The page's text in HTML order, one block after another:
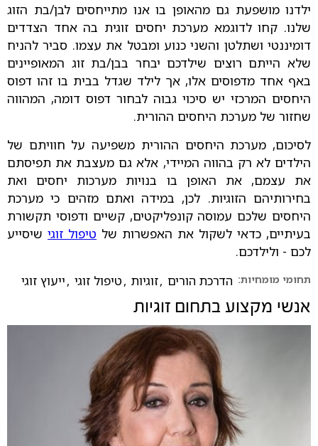
ילדנו מושפעת גם מהאופן בו אנו מתייחסים לבן/בת הזוג
שלנו. קחו לדוגמא מערכת יחסים זוגית בה אחד הצדדים
דומיננטי ושתלטן והשני כנוע ומבטל את עצמו. סביר להניח
שלא הייתם רוצים שילדכם יבחר בבן/בת זוג המאופיינים
באף אחד מדפוסים אלו, אך לילד שגדל בבית בו זהו דפוס
היחסים המרכזי יש סיכוי גבוה לבחור דפוס דומה, המהווה
שחזור של מערכת היחסים ההורית.
לסיכום, מערכת היחסים ההורית משפיעה על חוויתם של
הילדים לא רק בהווה המיידי, אלא גם מעצבת את תפיסתם
את עצמם, את האופן בו בנויות מערכות יחסים ואת
בחירותיהם הזוגיות. לכן, במידה ואתם מזהים כי מערכת
היחסים שלכם עמוסה קונפליקטים, קשיים ודפוסי תקשורת
בעיתיים, כדאי לשקול את האפשרות של טיפול זוגי שיסייע
לכם - ולילדכם.
תחומי מומחיות: הדרכת הורים ,זוגיות ,טיפול זוגי ,ייעוץ זוגי
אנשי מקצוע בתחום זוגיות